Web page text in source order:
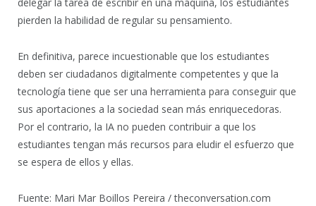
delegar la tarea de escribir en una máquina, los estudiantes
pierden la habilidad de regular su pensamiento.
En definitiva, parece incuestionable que los estudiantes
deben ser ciudadanos digitalmente competentes y que la
tecnología tiene que ser una herramienta para conseguir que
sus aportaciones a la sociedad sean más enriquecedoras.
Por el contrario, la IA no pueden contribuir a que los
estudiantes tengan más recursos para eludir el esfuerzo que
se espera de ellos y ellas.
Fuente: Mari Mar Boillos Pereira / theconversation.com